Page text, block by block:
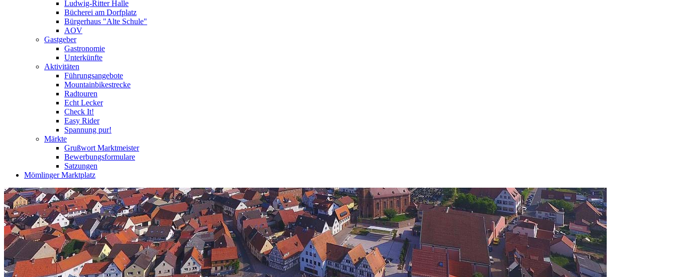
Ludwig-Ritter Halle
Bücherei am Dorfplatz
Bürgerhaus "Alte Schule"
AOV
Gastgeber
Gastronomie
Unterkünfte
Aktivitäten
Führungsangebote
Mountainbikestrecke
Radtouren
Echt Lecker
Check It!
Easy Rider
Spannung pur!
Märkte
Grußwort Marktmeister
Bewerbungsformulare
Satzungen
Mömlinger Marktplatz